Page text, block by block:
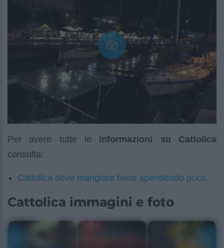
Per avere tutte le informazioni su Cattolica
consulta:
Cattolica dove mangiare bene spendendo poco
Cattolica immagini e foto